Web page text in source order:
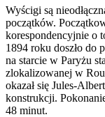
Wyścigi są
początków.
korespondencyjnie o
1894 roku doszło do
na starcie w Paryżu
zlokalizowanej w
okazał się Jules-
konstrukcji.
48 minut.